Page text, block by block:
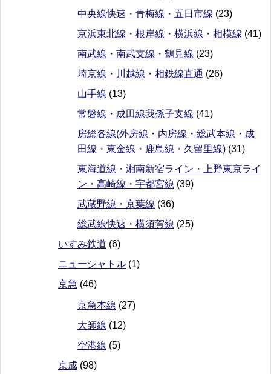
中央線快速・青梅線・五日市線 (23)
京浜東北線・根岸線・横浜線・相模線 (41)
南武線・南武支線・鶴見線 (23)
埼京線・川越線・相鉄線直通 (26)
山手線 (13)
常磐線・成田線我孫子支線 (41)
房総各線(外房線・内房線・総武本線・成
田線・東金線・鹿島線・久留里線) (31)
東海道線・湘南新宿ライン・上野東京ライ
ン・高崎線・宇都宮線 (39)
武蔵野線・京葉線 (36)
総武線快速・横須賀線 (25)
いすみ鉄道 (6)
ニューシャトル (1)
京急 (46)
京急本線 (27)
大師線 (12)
空港線 (5)
京成 (98)